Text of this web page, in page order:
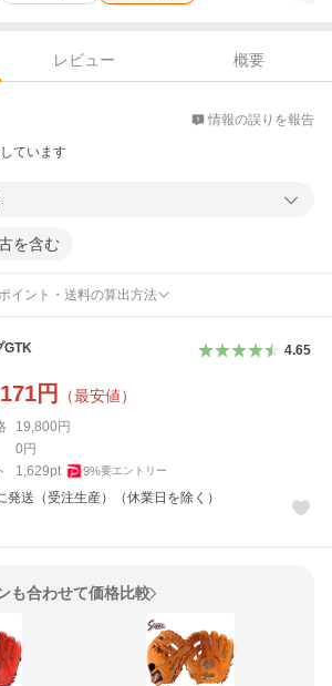
レビュー
概要
情報の誤りを報告
ています
を含む
イント・送料の算出方法
GTK 4.65
円 （最安値）
19,800 円
0 円
1,629pt 9%要エントリー
発送（受注生産）（休業日を除く）
も合わせて価格比較